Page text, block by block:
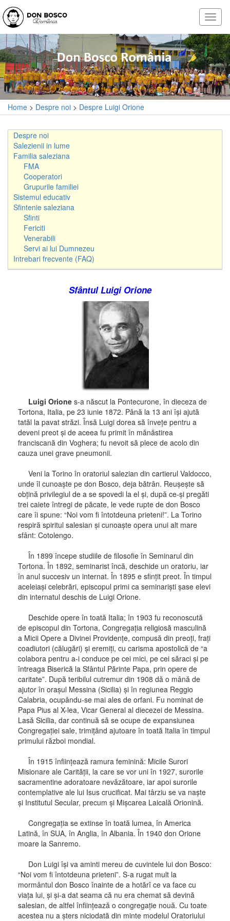
Home > Despre noi > Despre Luigi Orione
Despre noi
Salezienii in lume
Familia saleziana
FMA
Cooperatori
Grupurile familiei
Sistemul educativ
Sfintenie saleziana
Sfinti
Fericiti
Venerabili
Servi ai lui Dumnezeu
Intrebari frecvente (FAQ)
Sfântul Luigi Orione
Luigi Orione s-a născut la Pontecurone, în dieceza de
Tortona, Italia, pe 23 iunie 1872. Până la 13 ani îşi ajută
tatăl la pavat străzi. Însă Luigi dorea să înveţe pentru a
deveni preot şi de aceea fu primit în mănăstirea
franciscană din Voghera; fu nevoit să plece de acolo din
cauza unei grave pneumonii.
Veni la Torino în oratoriul salezian din cartierul Valdocco,
unde îl cunoaşte pe don Bosco, deja bătrân. Reuşeşte să
obţină privilegiul de a se spovedi la el şi, după ce-şi pregăti
trei caiete întregi de păcate, le vede rupte de don Bosco
care îi spune: “Noi vom fi întotdeuna prieteni!”. La Torino
respiră spiritul salesian şi cunoaşte opera unui alt mare
sfânt: Cotolengo.
În 1899 începe studiile de filosofie în Seminarul din
Tortona. În 1892, seminarist încă, deschide un oratoriu, iar
în anul succesiv un internat. În 1895 e sfinţit preot. În timpul
aceleiaşi celebrări, episcopul primi ca seminarişti şase elevi
din internatul deschis de Luigi Orione.
Deschide opere în toată Italia; în 1903 fu reconoscută
de episcopul din Tortona, Congregaţia religiosă masculină
a Micii Opere a Divinei Providenţe, compusă din preoţi, fraţi
coadiutori (călugări) şi eremiţi, cu carisma apostolică de “a
colabora pentru a-i conduce pe cei mici, pe cei săraci şi pe
întreaga Biserică la Sfântul Părinte Papa, prin opere de
caritate”. După teribilul cutremur din 1908 dă o mână de
ajutor în oraşul Messina (Sicilia) şi în regiunea Reggio
Calabria, ocupându-se mai ales de orfani. Fu nominat de
Papa Pius al X-lea, Vicar General al diecezei de Messina.
Lasă Sicilia, dar continuă să se ocupe de expansiunea
Congregaţiei sale, trimiţând ajutoare în toată Italia în timpul
primului război mondial.
În 1915 înfiinţează ramura feminină: Micile Surori
Misionare ale Carităţii, la care se vor uni în 1927, surorile
sacramentine adoratoare nevăzătoare, iar apoi surorile
contemplative ale lui Isus crucificat. Mai târziu se va naşte
şi Institutul Secular, precum şi Mişcarea Laicală Orionină.
Congregaţia se extinse în toată lumea, în America
Latină, în SUA, în Anglia, în Albania. În 1940 don Orione
moare la Sanremo.
Don Luigi îşi va aminti mereu de cuvintele lui don Bosco:
“Noi vom fi întotdeuna prieteni”. S-a rugat mult la
mormântul don Bosco înainte de a hotărî ce va face cu
viaţa lui, şi şi-a dat seama că nu era chemat să devină
salesian, de altfel înfiinţează o congregaţie nouă. Cu toate
acestea nu a şters niciodată din minte modelul Oratoriului